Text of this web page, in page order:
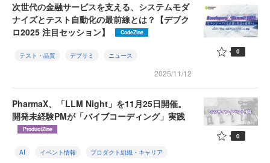
次世代の金融サービスを支える、システムモダ
ナイズとテスト自動化の最前線とは？【デブク
ロ2025 注目セッション】
CodeZine
テスト・品質 デブサミ ニュース
2025/11/12
0
PharmaX、「LLM Night」を11月25日開催。
開発未経験PMが「バイブコーディング」実践
ProductZine
AI イベント情報 プロダクト組織・キャリア
0